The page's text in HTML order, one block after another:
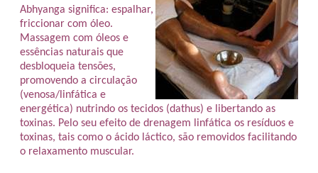
Abhyanga significa: espalhar,
friccionar com óleo.
Massagem com óleos e
essências naturais que
desbloqueia tensões,
promovendo a circulação
(venosa/linfática e
energética) nutrindo os tecidos (dathus) e libertando as
toxinas. Pelo seu efeito de drenagem linfática os resíduos e
toxinas, tais como o ácido láctico, são removidos facilitando
o relaxamento muscular.